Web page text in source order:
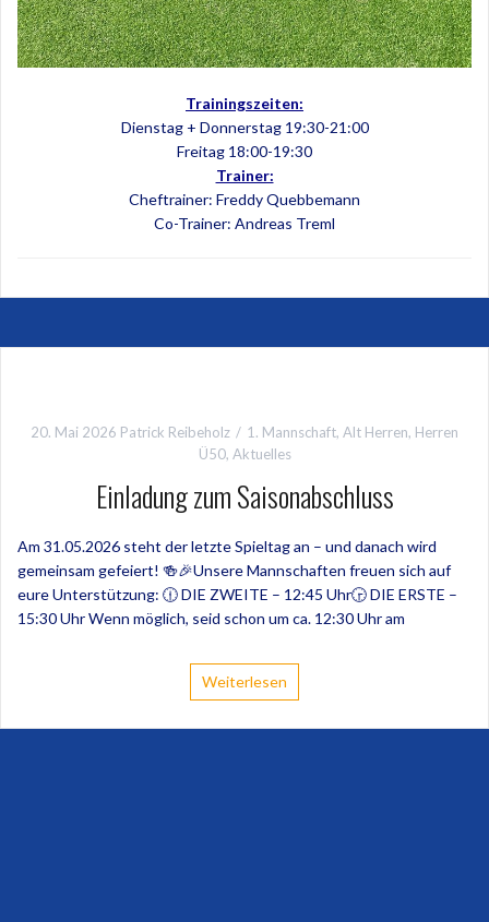
Trainingszeiten:
Dienstag + Donnerstag 19:30-21:00
Freitag 18:00-19:30
Trainer:
Cheftrainer: Freddy Quebbemann
Co-Trainer: Andreas Treml
20. Mai 2026 Patrick Reibeholz 1. Mannschaft, Alt Herren, Herren
Ü50, Aktuelles
Einladung zum Saisonabschluss
Am 31.05.2026 steht der letzte Spieltag an – und danach wird
gemeinsam gefeiert! 🍻🎉Unsere Mannschaften freuen sich auf
eure Unterstützung: 🕧 DIE ZWEITE – 12:45 Uhr🕞 DIE ERSTE –
15:30 Uhr Wenn möglich, seid schon um ca. 12:30 Uhr am
Weiterlesen